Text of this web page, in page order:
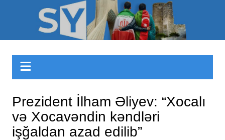
Sizinyol.org
Prezident İlham Əliyev: “Xocalı
və Xocavəndin kəndləri
işğaldan azad edilib”